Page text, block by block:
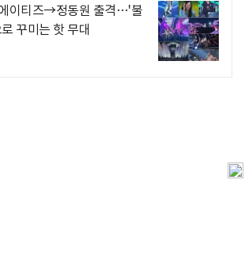
이티즈→정동원 출격…'불
꾸미는 핫 무대